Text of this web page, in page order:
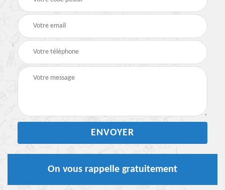
On vous rappelle gratuitement